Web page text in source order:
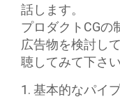
話します。
プロダクトCGの
広告物を検討し
聴してみて下さい
1. 基本的なパイ